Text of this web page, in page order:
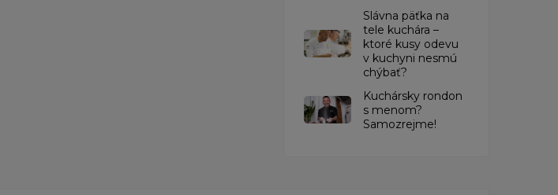
Slávna päťka na
tele kuchára –
ktoré kusy odevu
v kuchyni nesmú
chýbať?
Kuchársky rondon
s menom?
Samozrejme!